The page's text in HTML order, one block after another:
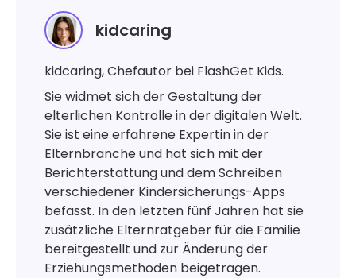
kidcaring
kidcaring, Chefautor bei FlashGet Kids.
Sie widmet sich der Gestaltung der
elterlichen Kontrolle in der digitalen Welt.
Sie ist eine erfahrene Expertin in der
Elternbranche und hat sich mit der
Berichterstattung und dem Schreiben
verschiedener Kindersicherungs-Apps
befasst. In den letzten fünf Jahren hat sie
zusätzliche Elternratgeber für die Familie
bereitgestellt und zur Änderung der
Erziehungsmethoden beigetragen.